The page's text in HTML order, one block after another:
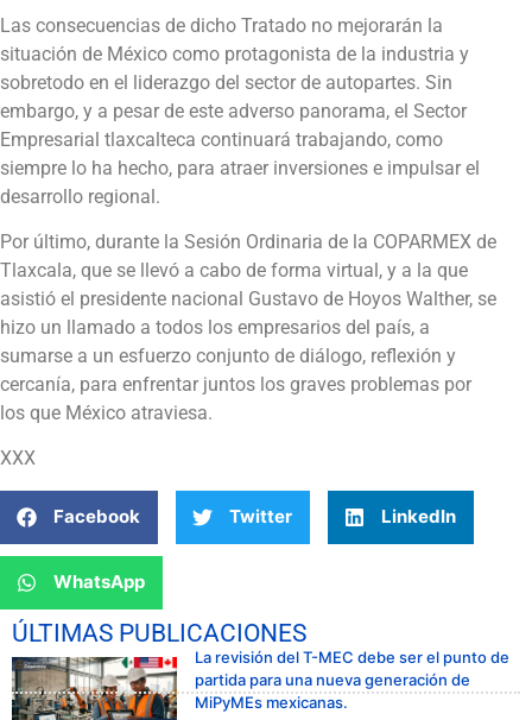
Las consecuencias de dicho Tratado no mejorarán la
situación de México como protagonista de la industria y
sobretodo en el liderazgo del sector de autopartes. Sin
embargo, y a pesar de este adverso panorama, el Sector
Empresarial tlaxcalteca continuará trabajando, como
siempre lo ha hecho, para atraer inversiones e impulsar el
desarrollo regional.
Por último, durante la Sesión Ordinaria de la COPARMEX de
Tlaxcala, que se llevó a cabo de forma virtual, y a la que
asistió el presidente nacional Gustavo de Hoyos Walther, se
hizo un llamado a todos los empresarios del país, a
sumarse a un esfuerzo conjunto de diálogo, reflexión y
cercanía, para enfrentar juntos los graves problemas por
los que México atraviesa.
XXX
Facebook Twitter LinkedIn
WhatsApp
ÚLTIMAS PUBLICACIONES
La revisión del T-MEC debe ser el punto de
partida para una nueva generación de
MiPyMEs mexicanas.